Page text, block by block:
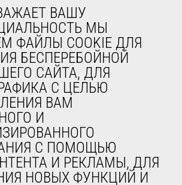
гарантия
техническое обслуживание
мониторинга
обеспечение для диагностики и
оборудование
ВАШУ
МЫ
ФАЙЛЫ COOKIE ДЛЯ
БЕСПЕРЕБОЙНОЙ
САЙТА, ДЛЯ
С ЦЕЛЬЮ
ВАМ
И
С ПОМОЩЬЮ
И РЕКЛАМЫ, ДЛЯ
НОВЫХ ФУНКЦИЙ И